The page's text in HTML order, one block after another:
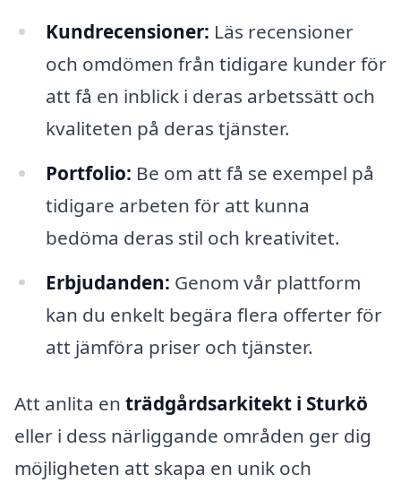
Kundrecensioner: Läs recensioner
och omdömen från tidigare kunder för
att få en inblick i deras arbetssätt och
kvaliteten på deras tjänster.
Portfolio: Be om att få se exempel på
tidigare arbeten för att kunna
bedöma deras stil och kreativitet.
Erbjudanden: Genom vår plattform
kan du enkelt begära flera offerter för
att jämföra priser och tjänster.
Att anlita en trädgårdsarkitekt i Sturkö
eller i dess närliggande områden ger dig
möjligheten att skapa en unik och